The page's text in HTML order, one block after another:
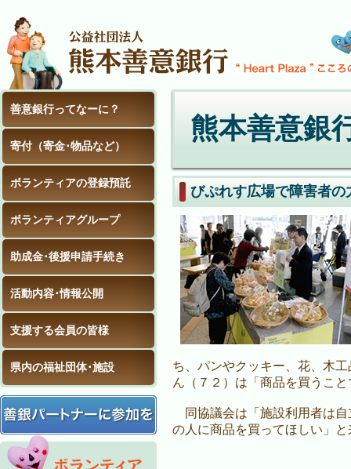
熊本善意銀
びぷれす広場で障害者の
ち、パンやクッキー、花、木
ん（７２）は「商品を買うこ
同協議会は「施設利用者は自
の人に商品を買ってほしい」
善意銀行ってなーに？
寄付（寄金･物品など）
ボランティアの登録預託
ボランティアグループ
助成金･後援申請手続き
活動内容･情報公開
支援する会員の皆様
県内の福祉団体･施設